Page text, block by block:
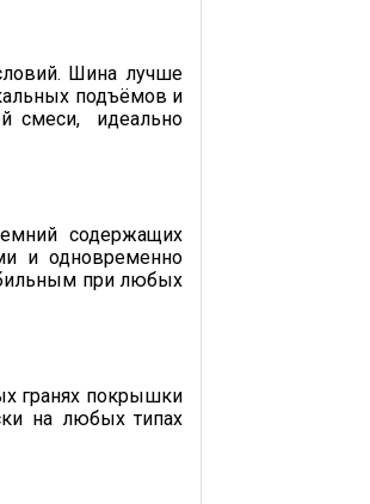
Шина лучше
подъёмов и
смеси, идеально
содержащих
и одновременно
при любых
гранях покрышки
на любых типах